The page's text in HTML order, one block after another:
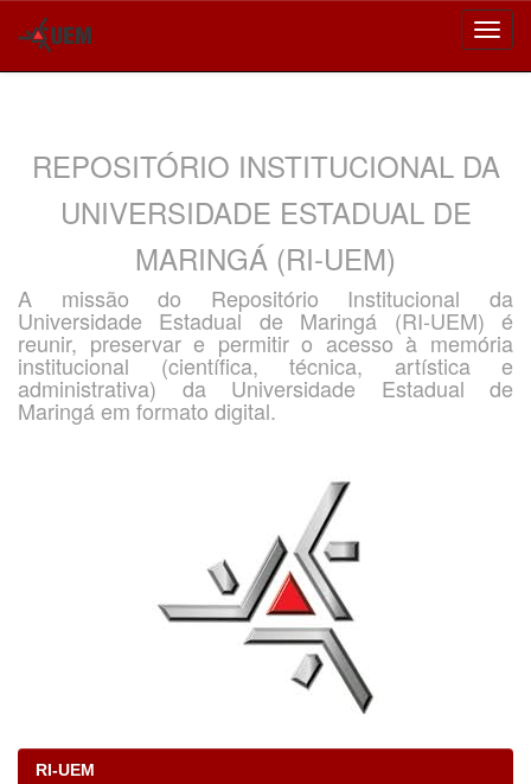
REPOSITÓRIO INSTITUCIONAL DA
UNIVERSIDADE ESTADUAL DE
MARINGÁ (RI-UEM)
A missão do Repositório Institucional da
Universidade Estadual de Maringá (RI-UEM) é
reunir, preservar e permitir o acesso à memória
institucional (científica, técnica, artística e
administrativa) da Universidade Estadual de
Maringá em formato digital.
RI-UEM